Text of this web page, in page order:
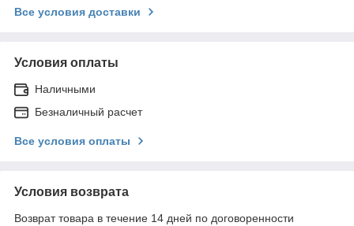
Все условия доставки
Условия оплаты
Наличными
Безналичный расчет
Все условия оплаты
Условия возврата
Возврат товара в течение 14 дней по договоренности